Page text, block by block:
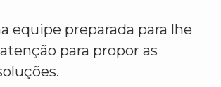
equipe preparada para lhe
para propor as